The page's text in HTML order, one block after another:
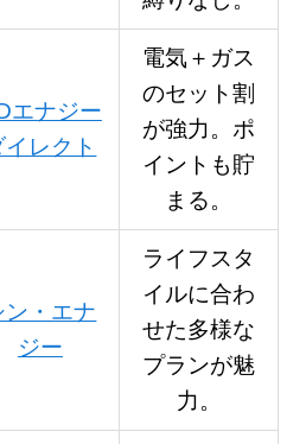
エナジー
イレクト
電気＋ガス
のセット割
が強力。ポ
イントも貯
まる。
ン・エナ
ジー
ライフスタ
イルに合わ
せた多様な
プランが魅
力。